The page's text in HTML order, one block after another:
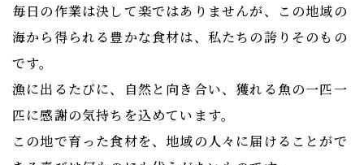
毎日の作業は決して楽ではありませんが、この地域の
海から得られる豊かな食材は、私たちの誇りそのもの
です。
漁に出るたびに、自然と向き合い、獲れる魚の一匹一
匹に感謝の気持ちを込めています。
この地で育った食材を、地域の人々に届けることがで